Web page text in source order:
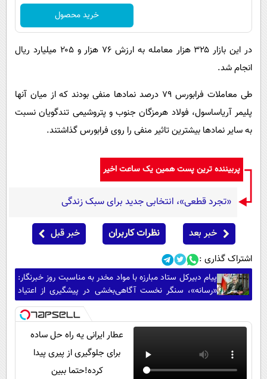
خرید محصول
در این بازار ۳۲۵ هزار معامله به ارزش ۷۶ هزار و ۲۰۵ میلیارد ریال
انجام شد.
طی معاملات فرابورس ۷۹ درصد نمادها منفی بودند که از میان آنها
پلیمر آریاساسول، فولاد هرمزگان جنوب و پتروشیمی تندگویان نسبت
به سایر نمادها بیشترین تاثیر منفی را روی فرابورس گذاشتند.
پربیننده ترین پست همین یک ساعت اخیر
«تجرد قطعی»، انتخابی جدید برای سبک زندگی
خبر بعد نظرات کاربران خبر قبل
اشتراک گذاری :
پیام دبیرکل ستاد مبارزه با مواد مخدر به مناسبت روز خبرنگار:
«رسانه»، سنگر نخست آگاهی‌بخشی در پیشگیری از اعتیاد
است
عطار ایرانی یه راه حل ساده
برای جلوگیری از پیری پیدا
کرده!حتما ببین